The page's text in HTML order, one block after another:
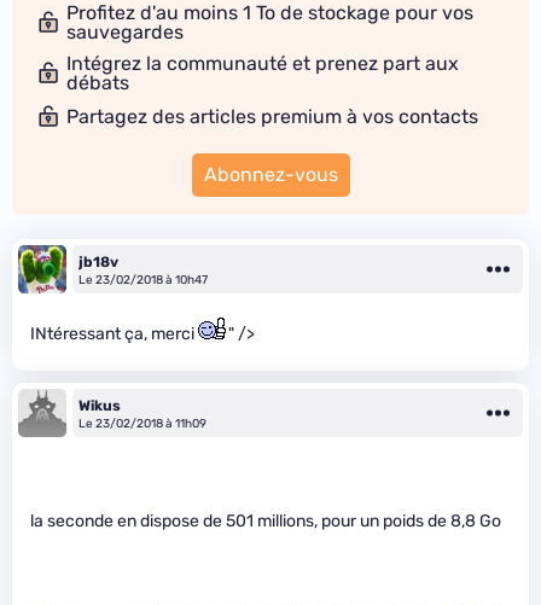
Profitez d'au moins 1 To de stockage pour vos
sauvegardes
Intégrez la communauté et prenez part aux
débats
Partagez des articles premium à vos contacts
Abonnez-vous
jb18v
Le 23/02/2018 à 10h47
INtéressant ça, merci " />
Wikus
Le 23/02/2018 à 11h09
la seconde en dispose de 501 millions, pour un poids de 8,8 Go